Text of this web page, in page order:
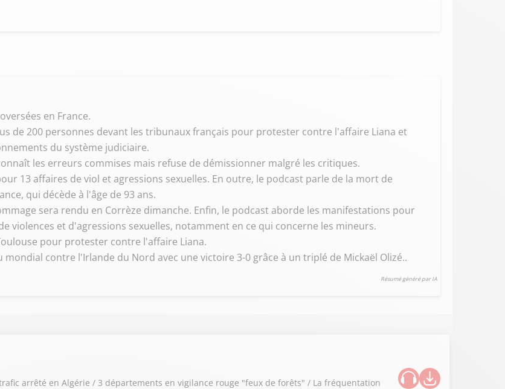
en France.
de 200 personnes devant les tribunaux français pour protester contre l'affaire Liana et
du système judiciaire.
les erreurs commises mais refuse de démissionner malgré les critiques.
13 affaires de viol et agressions sexuelles. En outre, le podcast parle de la mort de
qui décède à l'âge de 93 ans.
sera rendu en Corrèze dimanche. Enfin, le podcast aborde les manifestations pour
violences et d'agressions sexuelles, notamment en ce qui concerne les mineurs.
pour protester contre l'affaire Liana.
contre l'Irlande du Nord avec une victoire 3-0 grâce à un triplé de Mickaël Olizé..
Résumé généré par IA
arrêté en Algérie / 3 départements en vigilance rouge "feux de forêts" / La fréquentation